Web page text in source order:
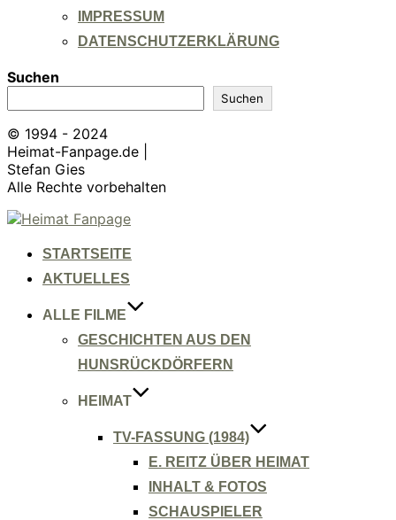
IMPRESSUM
DATENSCHUTZERKLÄRUNG
Suchen
Suchen
© 1994 - 2024
Heimat-Fanpage.de |
Stefan Gies
Alle Rechte vorbehalten
Zum
springenSTARTSEITE
AKTUELLES
ALLE FILME
GESCHICHTEN AUS DEN
HUNSRÜCKDÖRFERN
HEIMAT
TV-FASSUNG (1984)
E. REITZ ÜBER HEIMAT
INHALT & FOTOS
SCHAUSPIELER